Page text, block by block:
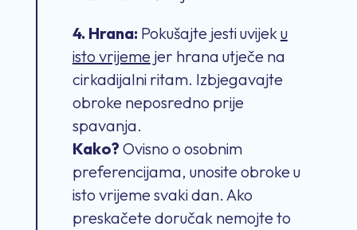
4. Hrana: Pokušajte jesti uvijeku
isto vrijemejer hrana utječe na
cirkadijalni ritam. Izbjegavajte
obroke neposredno prije
spavanja.
Kako? Ovisno o osobnim
preferencijama, unosite obroke u
isto vrijeme svaki dan. Ako
preskačete doručak nemojte to